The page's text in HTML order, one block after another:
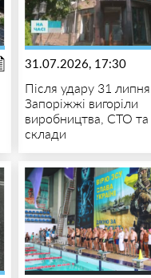
31.07.2026, 17:30
Після удару 31
Запоріжжі вигоріли
виробництва, СТО та
склади